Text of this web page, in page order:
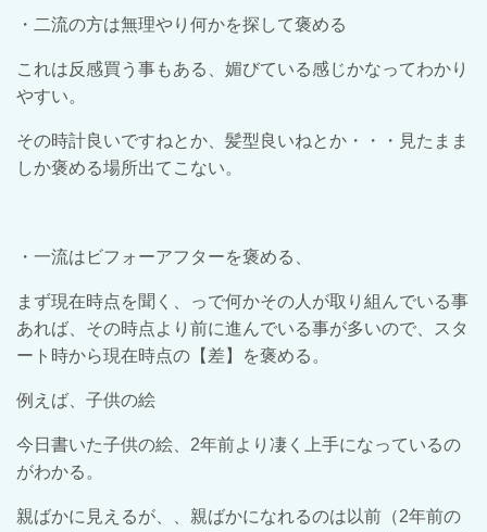
・二流の方は無理やり何かを探して褒める
これは反感買う事もある、媚びている感じかなってわかり
やすい。
その時計良いですねとか、髪型良いねとか・・・見たまま
しか褒める場所出てこない。
・一流はビフォーアフターを褒める、
まず現在時点を聞く、っで何かその人が取り組んでいる事
あれば、その時点より前に進んでいる事が多いので、スタ
ート時から現在時点の【差】を褒める。
例えば、子供の絵
今日書いた子供の絵、 2年前より凄く上手になっているの
がわかる。
親ばかに見えるが、、親ばかになれるのは以前（2年前の